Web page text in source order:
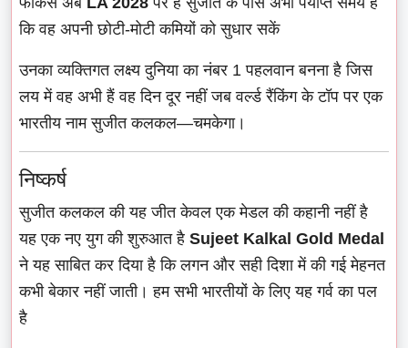
कि वह अपनी छोटी-मोटी कमियों को सुधार सकें
उनका व्यक्तिगत लक्ष्य दुनिया का नंबर 1 पहलवान बनना है जिस
लय में वह अभी हैं वह दिन दूर नहीं जब वर्ल्ड रैंकिंग के टॉप पर एक
भारतीय नाम सुजीत कलकल—चमकेगा।
निष्कर्ष
सुजीत कलकल की यह जीत केवल एक मेडल की कहानी नहीं है
यह एक नए युग की शुरुआत है Sujeet Kalkal Gold Medal
ने यह साबित कर दिया है कि लगन और सही दिशा में की गई मेहनत
कभी बेकार नहीं जाती। हम सभी भारतीयों के लिए यह गर्व का पल
है